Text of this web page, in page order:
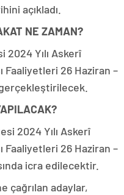
açıkladı.
NE ZAMAN?
2024 Yılı Askerî
Faaliyetleri 26 Haziran –
2024 Yılı Askerî
Faaliyetleri 26 Haziran –
icra edilecektir.
çağrılan adaylar,